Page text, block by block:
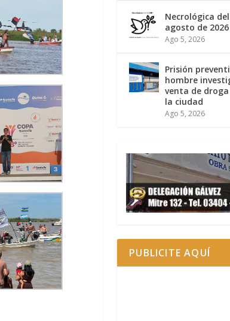
Necrológica
agosto de 2026
Ago 5, 2026
Prisión
hombre
venta de
la ciudad
Ago 5, 2026
PUBLICITE AQUÍ